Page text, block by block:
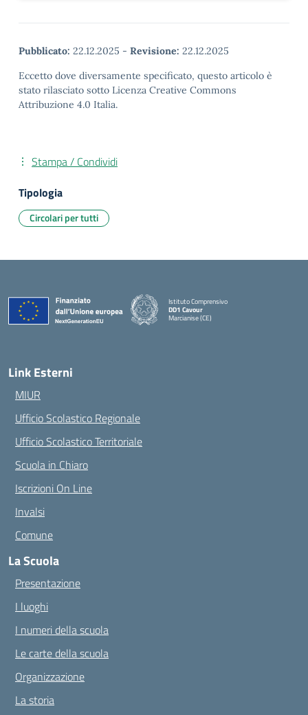
Pubblicato: 22.12.2025 - Revisione: 22.12.2025
Eccetto dove diversamente specificato, questo articolo è
stato rilasciato sotto Licenza Creative Commons
Attribuzione 4.0 Italia.
Stampa / Condividi
Tipologia
Circolari per tutti
Istituto Comprensivo
DD1 Cavour
Marcianise (CE)
Link Esterni
MIUR
Ufficio Scolastico Regionale
Ufficio Scolastico Territoriale
Scuola in Chiaro
Iscrizioni On Line
Invalsi
Comune
La Scuola
Presentazione
I luoghi
I numeri della scuola
Le carte della scuola
Organizzazione
La storia